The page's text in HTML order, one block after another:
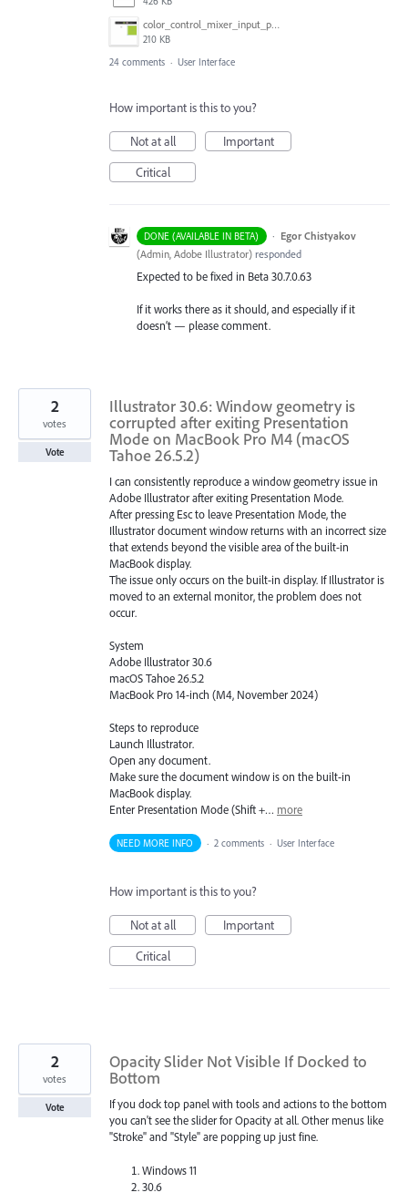
color_control_mixer_input_problem.gif
210 KB
24 comments · User Interface
How important is this to you?
Not at all
Important
Critical
DONE (AVAILABLE IN BETA) · Egor Chistyakov
(Admin, Adobe Illustrator) responded
Expected to be fixed in Beta 30.7.0.63
If it works there as it should, and especially if it
doesn’t — please comment.
Illustrator 30.6: Window geometry is
corrupted after exiting Presentation
Mode on MacBook Pro M4 (macOS
Tahoe 26.5.2)
I can consistently reproduce a window geometry issue in
Adobe Illustrator after exiting Presentation Mode.
After pressing Esc to leave Presentation Mode, the
Illustrator document window returns with an incorrect size
that extends beyond the visible area of the built-in
MacBook display.
The issue only occurs on the built-in display. If Illustrator is
moved to an external monitor, the problem does not
occur.
System
Adobe Illustrator 30.6
macOS Tahoe 26.5.2
MacBook Pro 14-inch (M4, November 2024)
Steps to reproduce
Launch Illustrator.
Open any document.
Make sure the document window is on the built-in
MacBook display.
Enter Presentation Mode (Shift +… more
2
votes
Vote
NEED MORE INFO · 2 comments · User Interface
How important is this to you?
Not at all
Important
Critical
Opacity Slider Not Visible If Docked to
Bottom
If you dock top panel with tools and actions to the bottom
you can't see the slider for Opacity at all. Other menus like
"Stroke" and "Style" are popping up just fine.
Windows 11
30.6
2
votes
Vote